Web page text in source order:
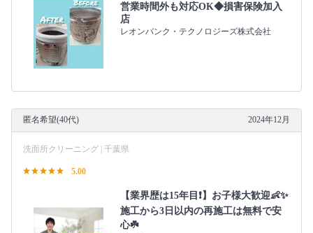
営業時間外も対応OK◆損害保険加入
店
レオンバンク・テクノロジーズ株式会社
匿名希望(40代) 2024年12月
洗面所クリーニング | 千葉県
5.00
【業界歴は15年目❗️】お子様大歓迎👶✨
施工から3日以内の再施工は無料で安
心☘️